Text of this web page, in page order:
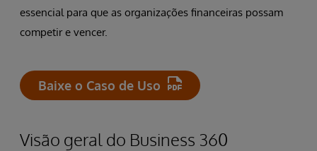
essencial para que as organizações financeiras possam
competir e vencer.
Baixe o Caso de Uso
Visão geral do Business 360